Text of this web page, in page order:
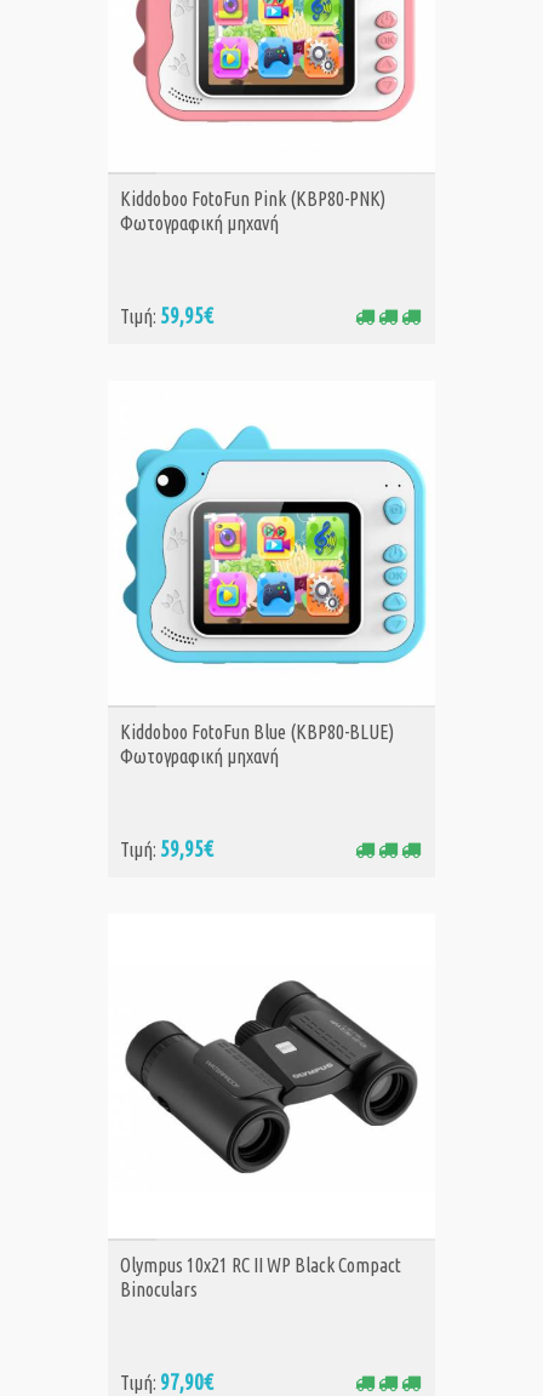
ΑΓΟΡΑ
Kiddoboo FotoFun Pink (KBP80-PNK)
Φωτογραφική μηχανή
Τιμή: 59,95€
ΑΓΟΡΑ
Kiddoboo FotoFun Blue (KBP80-BLUE)
Φωτογραφική μηχαvή
Τιμή: 59,95€
ΑΓΟΡΑ
Olympus 10x21 RC II WP Black Compact
Binoculars
Τιμή: 97,90€